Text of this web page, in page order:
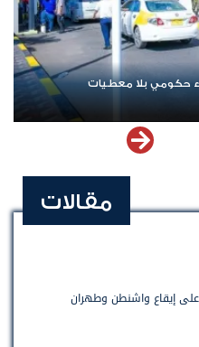
حكومي بلا معطيات
مقالات
على إيقاع واشنطن وطهران